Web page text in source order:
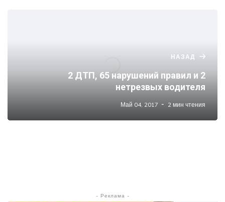
НАЗАД
2 ДТП, 65 нарушений правил и 2
нетрезвых водителя
Май 04, 2017 2 мин чтения
- Реклама -